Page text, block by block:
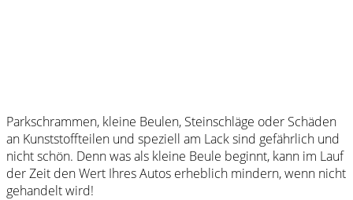
Parkschrammen, kleine Beulen, Steinschläge oder Schäden
an Kunststoffteilen und speziell am Lack sind gefährlich und
nicht schön. Denn was als kleine Beule beginnt, kann im Lauf
der Zeit den Wert Ihres Autos erheblich mindern, wenn nicht
gehandelt wird!